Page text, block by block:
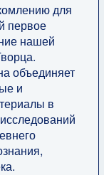
для
первое
нашей
объединяет
и
в